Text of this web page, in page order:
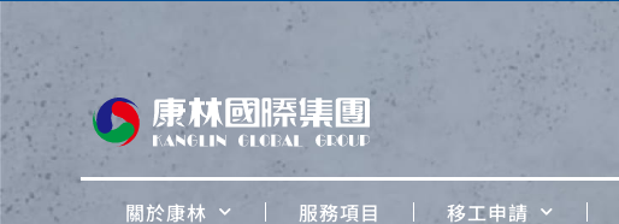
關於康林 服務項目 移工申請